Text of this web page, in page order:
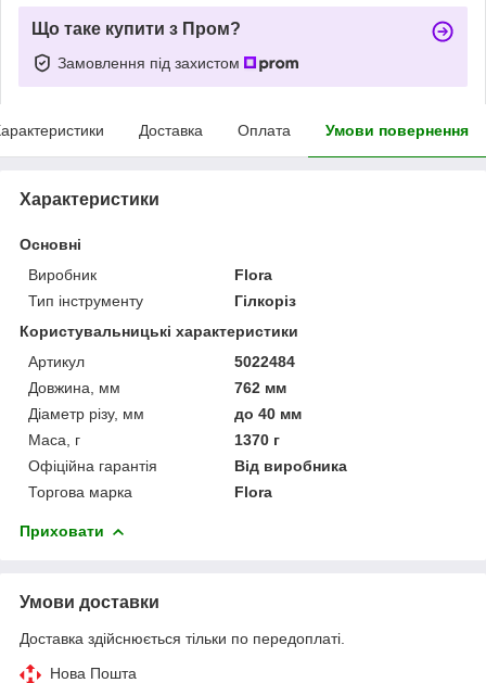
Що таке купити з Пром?
Замовлення під захистом
Доставка Оплата Умови повернення
Характеристики
Основні
Виробник
Flora
Тип інструменту
Гілкоріз
Користувальницькі характеристики
Артикул
5022484
Довжина, мм
762 мм
Діаметр різу, мм
до 40 мм
Маса, г
1370 г
Офіційна гарантія
Від виробника
Торгова марка
Flora
Приховати
Умови доставки
Доставка здійснюється тільки по передоплаті.
Нова Пошта